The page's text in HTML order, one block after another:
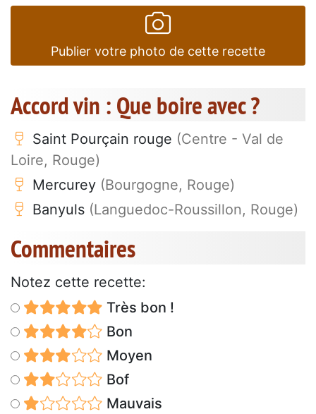
Publier votre photo de cette recette
Accord vin : Que boire avec ?
Saint Pourçain rouge (Centre - Val de
Loire, Rouge)
Mercurey (Bourgogne, Rouge)
Banyuls (Languedoc-Roussillon, Rouge)
Commentaires
Notez cette recette:
Très bon !
Bon
Moyen
Bof
Mauvais